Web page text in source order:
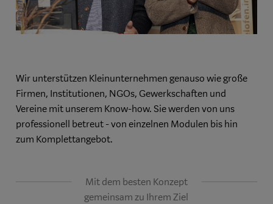
Wir unterstützen Kleinunternehmen genauso wie große
Firmen, Institutionen, NGOs, Gewerkschaften und
Vereine mit unserem Know-how. Sie werden von uns
professionell betreut - von einzelnen Modulen bis hin
zum Komplettangebot.
Mit dem besten Konzept
gemeinsam zu Ihrem Ziel